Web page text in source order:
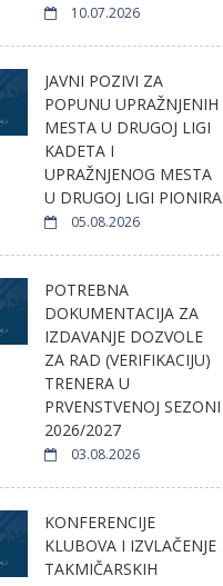
10.07.2026
JAVNI POZIVI ZA
POPUNU UPRAŽNJENIH
MESTA U DRUGOJ LIGI
KADETA I
UPRAŽNJENOG MESTA
U DRUGOJ LIGI PIONIRA
05.08.2026
POTREBNA
DOKUMENTACIJA ZA
IZDAVANJE DOZVOLE
ZA RAD (VERIFIKACIJU)
TRENERA U
PRVENSTVENOJ SEZONI
2026/2027
03.08.2026
KONFERENCIJE
KLUBOVA I IZVLAČENJE
TAKMIČARSKIH